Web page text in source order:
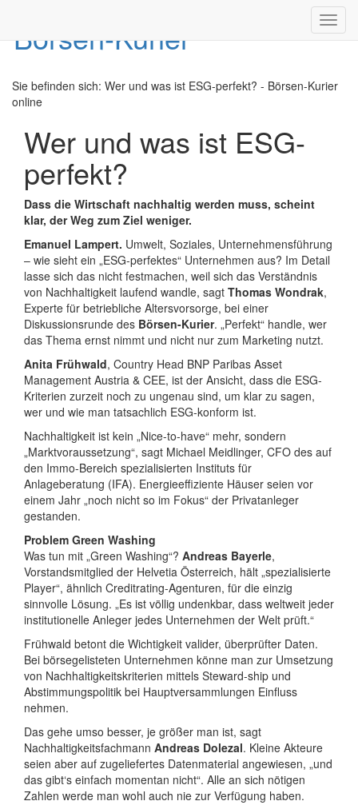
Sie befinden sich: Wer und was ist ESG-perfekt? - Börsen-Kurier
online
Wer und was ist ESG-
perfekt?
Dass die Wirtschaft nachhaltig werden muss, scheint
klar, der Weg zum Ziel weniger.
Emanuel Lampert. Umwelt, Soziales, Unternehmensführung
– wie sieht ein „ESG-perfektes“ Unternehmen aus? Im Detail
lasse sich das nicht festmachen, weil sich das Verständnis
von Nachhaltigkeit laufend wandle, sagt Thomas Wondrak,
Experte für betriebliche Altersvorsorge, bei einer
Diskussionsrunde des Börsen-Kurier. „Perfekt“ handle, wer
das Thema ernst nimmt und nicht nur zum Marketing nutzt.
Anita Frühwald, Country Head BNP Paribas Asset
Management Austria & CEE, ist der Ansicht, dass die ESG-
Kriterien zurzeit noch zu ungenau sind, um klar zu sagen,
wer und wie man tatsachlich ESG-konform ist.
Nachhaltigkeit ist kein „Nice-to-have“ mehr, sondern
„Marktvoraussetzung“, sagt Michael Meidlinger, CFO des auf
den Immo-Bereich spezialisierten Instituts für
Anlageberatung (IFA). Energieeffiziente Häuser seien vor
einem Jahr „noch nicht so im Fokus“ der Privatanleger
gestanden.
Problem Green Washing
Was tun mit „Green Washing“? Andreas Bayerle,
Vorstandsmitglied der Helvetia Österreich, hält „spezialisierte
Player“, ähnlich Creditrating-Agenturen, für die einzig
sinnvolle Lösung. „Es ist völlig undenkbar, dass weltweit jeder
institutionelle Anleger jedes Unternehmen der Welt prüft.“
Frühwald betont die Wichtigkeit valider, überprüfter Daten.
Bei börsegelisteten Unternehmen könne man zur Umsetzung
von Nachhaltigkeitskriterien mittels Steward-ship und
Abstimmungspolitik bei Hauptversammlungen Einfluss
nehmen.
Das gehe umso besser, je größer man ist, sagt
Nachhaltigkeitsfachmann Andreas Dolezal. Kleine Akteure
seien aber auf zugeliefertes Datenmaterial angewiesen, „und
das gibt‘s einfach momentan nicht“. Alle an sich nötigen
Zahlen werde man wohl auch nie zur Verfügung haben.